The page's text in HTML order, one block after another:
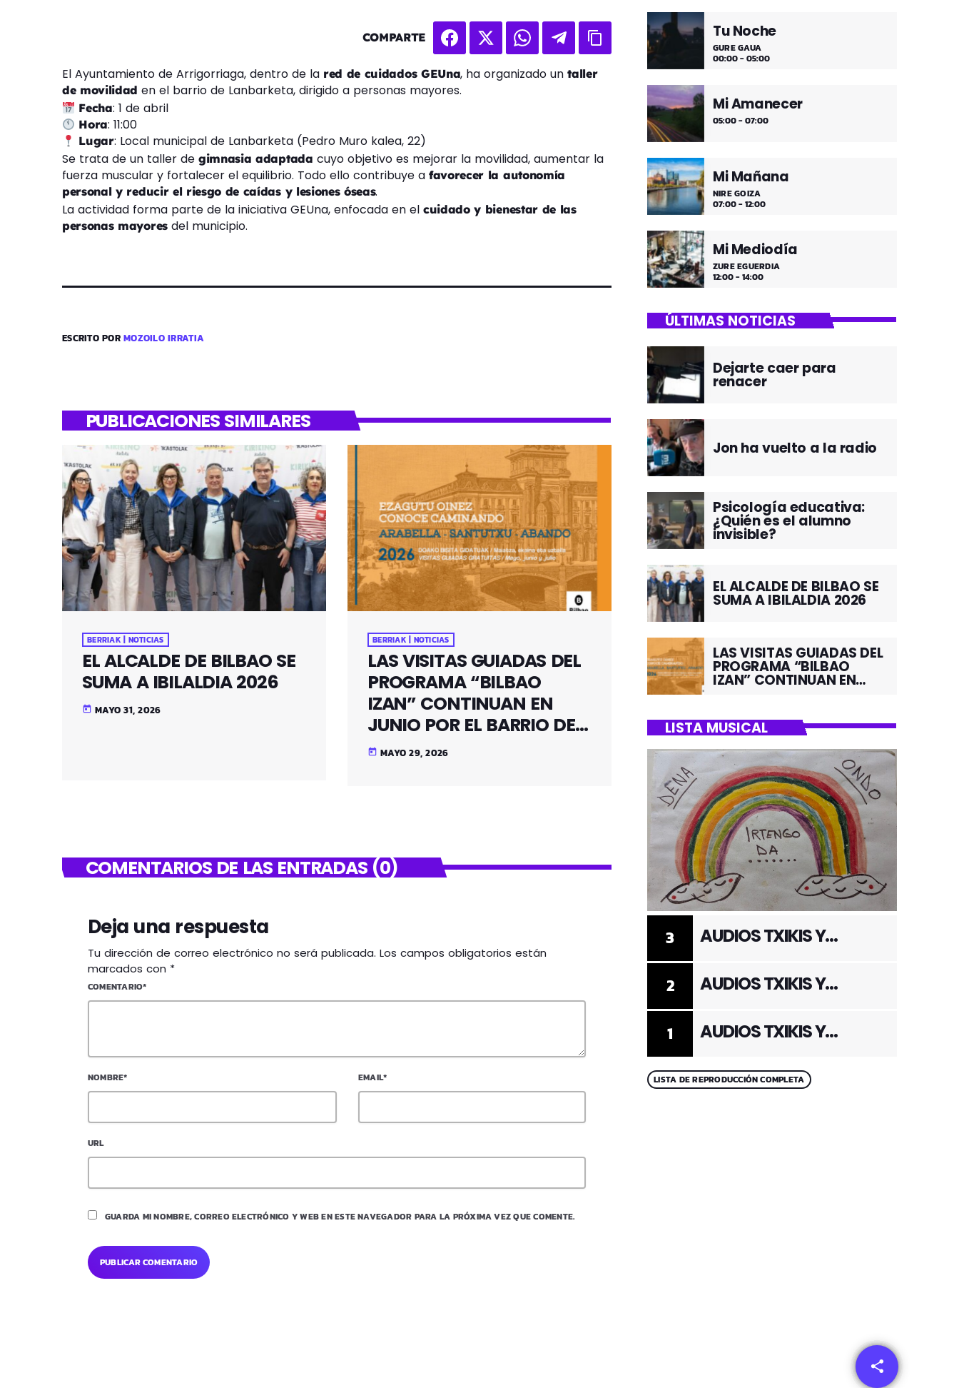
share
email
COMPARTE
El Ayuntamiento de Arrigorriaga, dentro de la red de cuidados GEUna, ha organizado untaller
de movilidad en el barrio de Lanbarketa, dirigido a personas mayores.
Fecha: 1 de abril
Hora: 11:00
Lugar: Local municipal de Lanbarketa (Pedro Muro kalea, 22)
Se trata de un taller de gimnasia adaptada cuyo objetivo es mejorar la movilidad, aumentar la
fuerza muscular y fortalecer el equilibrio. Todo ello contribuye a favorecer la autonomía
personal y reducir el riesgo de caídas y lesiones óseas.
La actividad forma parte de la iniciativa GEUna, enfocada en el cuidado y bienestar de las
personas mayoresdel municipio.
ESCRITO PORMOZOILO IRRATIA
PUBLICACIONES SIMILARES
BERRIAK | NOTICIAS
EL ALCALDE DE BILBAO SE
SUMA A IBILALDIA 2026
today MAYO 31, 2026
BERRIAK | NOTICIAS
LAS VISITAS GUIADAS DEL
PROGRAMA “BILBAO
IZAN” CONTINUAN EN
JUNIO POR EL BARRIO DE
SANTUTXU
today MAYO 29, 2026
COMENTARIOS DE LAS ENTRADAS (0)
Deja una respuesta
Tu dirección de correo electrónico no será publicada. Los campos obligatorios están
marcados con *
COMENTARIO*
NOMBRE* EMAIL*
URL
GUARDA MI NOMBRE, CORREO ELECTRÓNICO Y WEB EN ESTE NAVEGADOR PARA LA PRÓXIMA VEZ QUE COMENTE.
Tu Noche
GURE GAUA
00:00 - 05:00
Mi Amanecer
05:00 - 07:00
Mi Mañana
NIRE GOIZA
07:00 - 12:00
Mi Mediodía
ZURE EGUERDIA
12:00 - 14:00
ÚLTIMAS NOTICIAS
Dejarte caer para
renacer
Jon ha vuelto a la radio
Psicología educativa:
¿Quién es el alumno
invisible?
EL ALCALDE DE BILBAO SE
SUMA A IBILALDIA 2026
LAS VISITAS GUIADAS DEL
PROGRAMA “BILBAO
IZAN” CONTINUAN EN
LISTA MUSICAL
1 AUDIOS TXIKIS Y
2 AUDIOS TXIKIS Y
3 AUDIOS TXIKIS Y
LISTA DE REPRODUCCIÓN COMPLETA